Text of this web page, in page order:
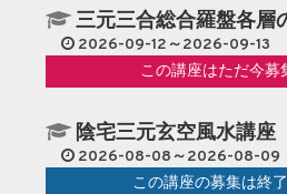
三元三合総合羅盤各層
2026-09-12～2026-09-13
この講座はただ今募
陰宅三元玄空風水講座
2026-08-08～2026-08-09
この講座の募集は終了